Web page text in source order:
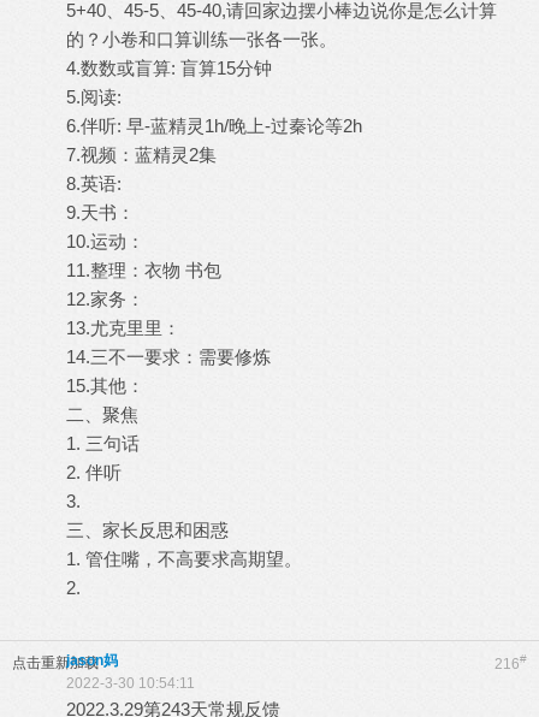
5+40、45-5、45-40,请回家边摆小棒边说你是怎么计算
的？小卷和口算训练一张各一张。
4.数数或盲算: 盲算15分钟
5.阅读:
6.伴听: 早-蓝精灵1h/晚上-过秦论等2h
7.视频：蓝精灵2集
8.英语:
9.天书：
10.运动：
11.整理：衣物 书包
12.家务：
13.尤克里里：
14.三不一要求：需要修炼
15.其他：
二、聚焦
1. 三句话
2. 伴听
3.
三、家长反思和困惑
1. 管住嘴，不高要求高期望。
2.
点击重新加载 216#
jason妈
2022-3-30 10:54:11
2022.3.29第243天常规反馈